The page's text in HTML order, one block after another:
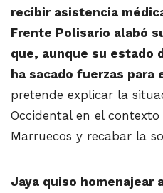
recibir asistencia
Frente Polisario alabó
que, aunque su estado
ha sacado fuerzas para
pretende explicar la
Occidental en el
Marruecos y recabar la
Jaya quiso homenajear